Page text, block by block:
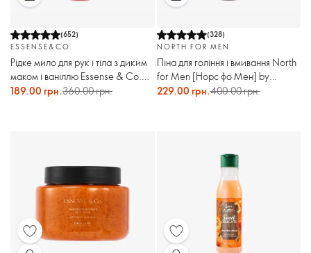
(652)
ESSENSE&CO.
Рідке мило для рук і тіла з диким
маком і ваніллю Essense & Co.
(рефіл)
189.00 грн.360.00 грн.
(328)
NORTH FOR MEN
Піна для гоління і вмивання North
for Men [Норс фо Мен] by
Giordani Gold
229.00 грн.400.00 грн.